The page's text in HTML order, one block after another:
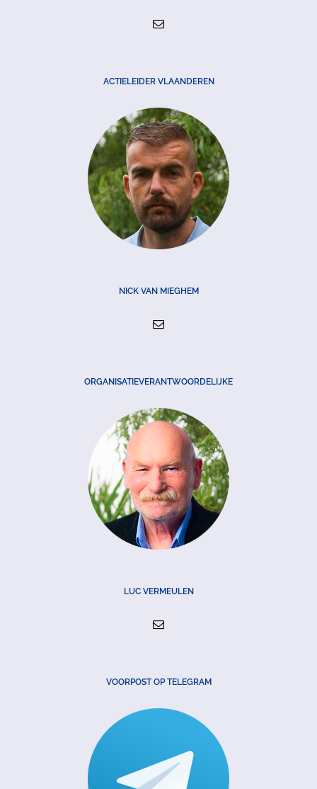
ACTIELEIDER VLAANDEREN
NICK VAN MIEGHEM
ORGANISATIEVERANTWOORDELIJKE
LUC VERMEULEN
VOORPOST OP TELEGRAM